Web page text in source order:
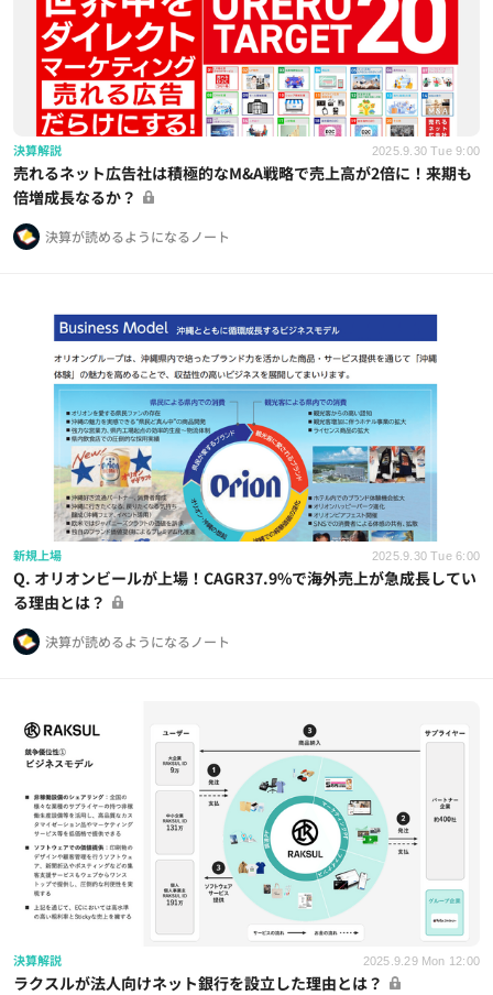
決算解説 2025.9.30 Tue 9:00
売れるネット広告社は積極的なM&A戦略で売上高が2倍に！来期も
倍増成長なるか？
決算が読めるようになるノート
新規上場 2025.9.30 Tue 6:00
Q. オリオンビールが上場！CAGR37.9%で海外売上が急成長してい
る理由とは？
決算が読めるようになるノート
決算解説 2025.9.29 Mon 12:00
ラクスルが法人向けネット銀行を設立した理由とは？